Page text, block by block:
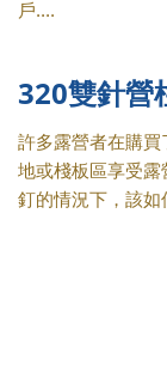
戶....
320雙針營
許多露營者在購
地或棧板區享受
釘的情況下，該如